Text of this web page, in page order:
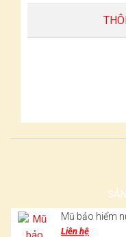
Mũ bảo hiểm
Liên hệ